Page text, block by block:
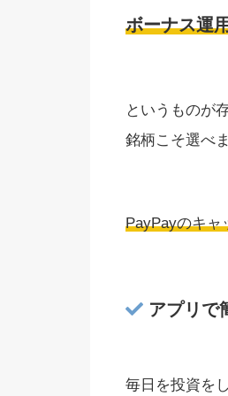
ボーナス運
というものが
銘柄こそ選べ
PayPayのキャ
アプリで
毎日を投資を